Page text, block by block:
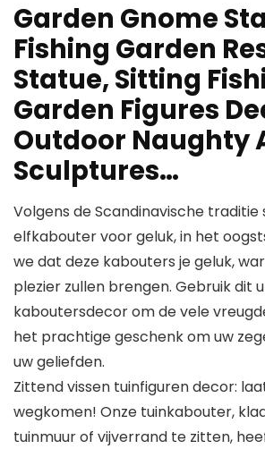
Garden Gnome
Fishing Garden
Statue, Sitting
Garden Figures
Outdoor Naughty
Sculptures…
Volgens de Scandinavische
elfkabouter voor geluk, in het
we dat deze kabouters je geluk,
plezier zullen brengen. Gebruik dit
kaboutersdecor om de vele
het prachtige geschenk om uw
uw geliefden.
Zittend vissen tuinfiguren decor:
wegkomen! Onze tuinkabouter,
tuinmuur of vijverrand te zitten,